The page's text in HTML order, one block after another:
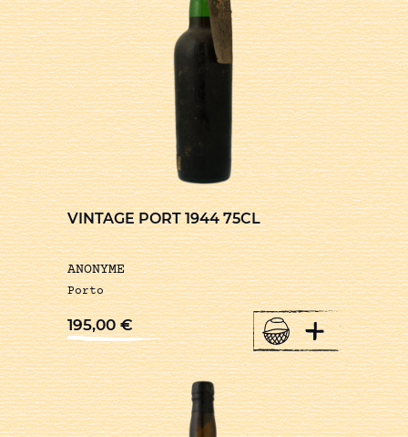
VINTAGE PORT 1944 75CL
ANONYME
Porto
195,00€ +